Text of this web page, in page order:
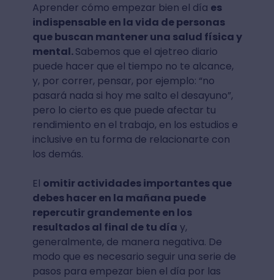
Aprender cómo empezar bien el día es
indispensable en la vida de personas
que buscan mantener una salud física y
mental.Sabemos que el ajetreo diario
puede hacer que el tiempo no te alcance,
y, por correr, pensar, por ejemplo: “no
pasará nada si hoy me salto el desayuno”,
pero lo cierto es que puede afectar tu
rendimiento en el trabajo, en los estudios e
inclusive en tu forma de relacionarte con
los demás.
El omitir actividades importantes que
debes hacer en la mañana puede
repercutir grandemente en los
resultados al final de tu día y,
generalmente, de manera negativa. De
modo que es necesario seguir una serie de
pasos para empezar bien el día por las